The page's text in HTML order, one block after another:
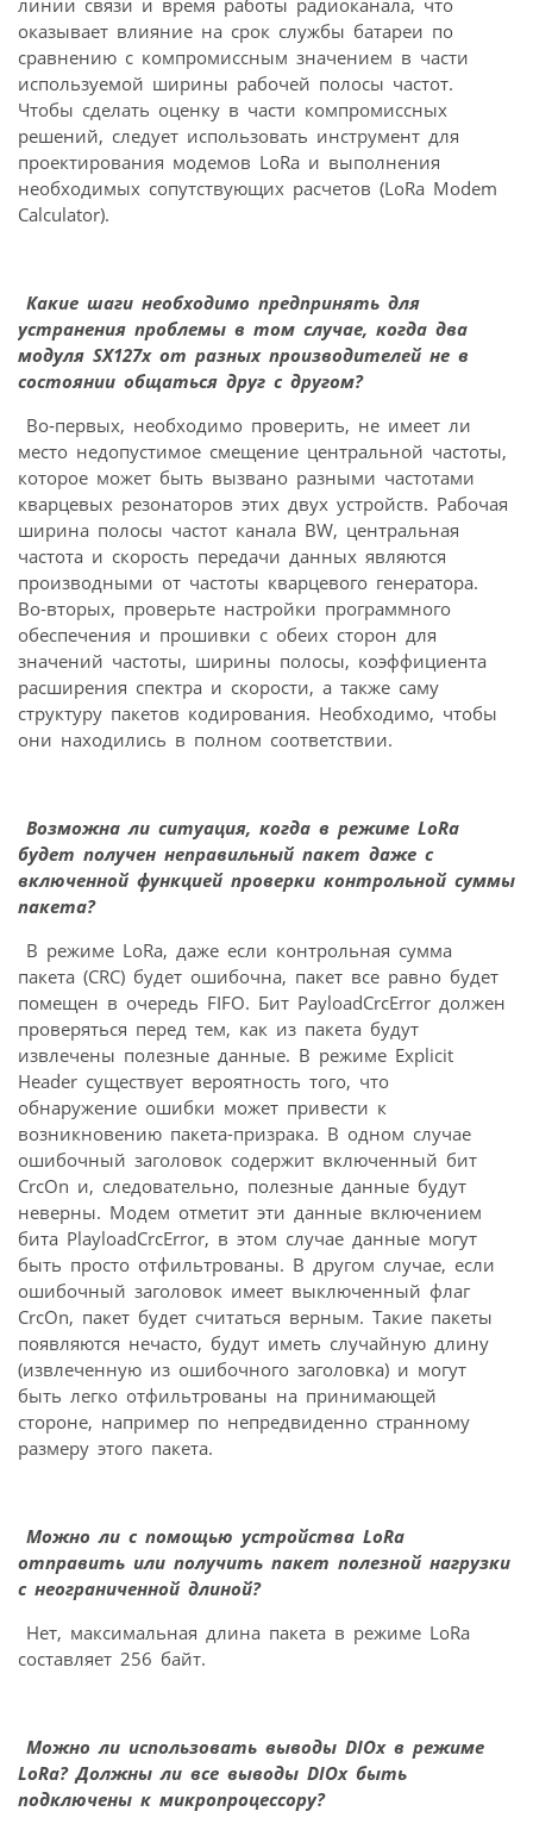
линии связи и время работы радиоканала, что
оказывает влияние на срок службы батареи по
сравнению с компромиссным значением в части
используемой ширины рабочей полосы частот.
Чтобы сделать оценку в части компромиссных
решений, следует использовать инструмент для
проектирования модемов LoRa и выполнения
необходимых сопутствующих расчетов (LoRa Modem
Calculator).
Какие шаги необходимо предпринять для
устранения проблемы в том случае, когда два
модуля SX127x от разных производителей не в
состоянии общаться друг с другом?
Во‑первых, необходимо проверить, не имеет ли
место недопустимое смещение центральной частоты,
которое может быть вызвано разными частотами
кварцевых резонаторов этих двух устройств. Рабочая
ширина полосы частот канала BW, центральная
частота и скорость передачи данных являются
производными от частоты кварцевого генератора.
Во‑вторых, проверьте настройки программного
обеспечения и прошивки с обеих сторон для
значений частоты, ширины полосы, коэффициента
расширения спектра и скорости, а также саму
структуру пакетов кодирования. Необходимо, чтобы
они находились в полном соответствии.
Возможна ли ситуация, когда в режиме LoRa
будет получен неправильный пакет даже с
включенной функцией проверки контрольной суммы
пакета?
В режиме LoRa, даже если контрольная сумма
пакета (CRC) будет ошибочна, пакет все равно будет
помещен в очередь FIFO. Бит PayloadCrcError должен
проверяться перед тем, как из пакета будут
извлечены полезные данные. В режиме Explicit
Header существует вероятность того, что
обнаружение ошибки может привести к
возникновению пакета-призрака. В одном случае
ошибочный заголовок содержит включенный бит
CrсOn и, следовательно, полезные данные будут
неверны. Модем отметит эти данные включением
бита PlayloadCrcError, в этом случае данные могут
быть просто отфильтрованы. В другом случае, если
ошибочный заголовок имеет выключенный флаг
CrcOn, пакет будет считаться верным. Такие пакеты
появляются нечасто, будут иметь случайную длину
(извлеченную из ошибочного заголовка) и могут
быть легко отфильтрованы на принимающей
стороне, например по непредвиденно странному
размеру этого пакета.
Можно ли с помощью устройства LoRa
отправить или получить пакет полезной нагрузки
с неограниченной длиной?
Нет, максимальная длина пакета в режиме LoRa
составляет 256 байт.
Можно ли использовать выводы DIOx в режиме
LoRa? Должны ли все выводы DIOx быть
подключены к микропроцессору?